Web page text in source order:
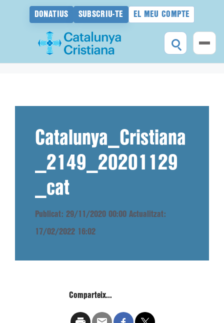
DONATIUS SUBSCRIU-TE EL MEU COMPTE
Catalunya_Cristiana
_2149_20201129
_cat
Publicat: 29/11/2020 00:00 Actualitzat:
17/02/2022 16:02
Comparteix...